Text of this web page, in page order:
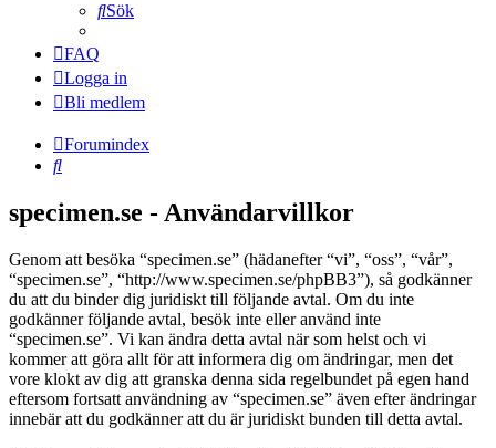
Sök
FAQ
Logga in
Bli medlem
Forumindex
Sök
specimen.se - Användarvillkor
Genom att besöka “specimen.se” (hädanefter “vi”, “oss”, “vår”,
“specimen.se”, “http://www.specimen.se/phpBB3”), så godkänner
du att du binder dig juridiskt till följande avtal. Om du inte
godkänner följande avtal, besök inte eller använd inte
“specimen.se”. Vi kan ändra detta avtal när som helst och vi
kommer att göra allt för att informera dig om ändringar, men det
vore klokt av dig att granska denna sida regelbundet på egen hand
eftersom fortsatt användning av “specimen.se” även efter ändringar
innebär att du godkänner att du är juridiskt bunden till detta avtal.